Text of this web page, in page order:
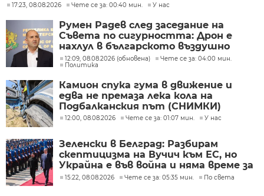
17:23, 08.08.2026 Чете се за: 00:40 мин. У нас
Румен Радев след заседание на
Съвета по сигурността: Дрон е
нахлул в българското въздушно
пространство
12:09, 08.08.2026 (обновена)
Чете се за: 04:00 мин.
Политика
Камион спука гума в движение и
едва не премаза лека кола на
Подбалканския път (СНИМКИ)
12:00, 08.08.2026 Чете се за: 01:07 мин. У нас
Зеленски в Белград: Разбирам
скептицизма на Вучич към ЕС, но
Украйна е във война и няма време за
скептицизъм
15:22, 08.08.2026 Чете се за: 05:35 мин. По света